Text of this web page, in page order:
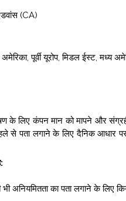
(CA)
अमेरिका, पूर्वी यूरोप, मिडल ईस्ट, मध्य
के लिए कंपन मान को मापने और
से पता लगाने के लिए दैनिक
अनियमितता का पता लगाने के लिए